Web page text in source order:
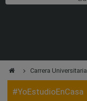
Carrera Universitaria
#YoEstudioEnCasa